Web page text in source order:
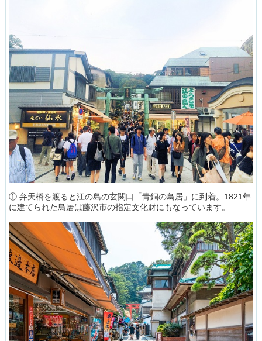
① 弁天橋を渡ると江の島の玄関口「青銅の鳥居」に到着。1821年
に建てられた鳥居は藤沢市の指定文化財にもなっています。